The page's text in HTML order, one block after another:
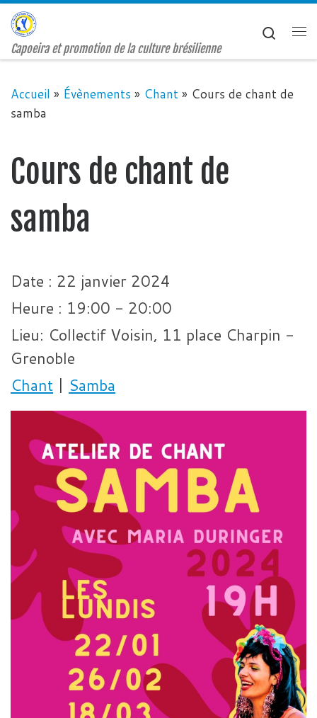
Passer au contenu
Capoeira et promotion de la culture brésilienne
Search
Accueil » Évènements » Chant » Cours de chant de
samba
Cours de chant de
samba
Date : 22 janvier 2024
Heure : 19:00 - 20:00
Lieu: Collectif Voisin, 11 place Charpin -
Grenoble
Chant | Samba